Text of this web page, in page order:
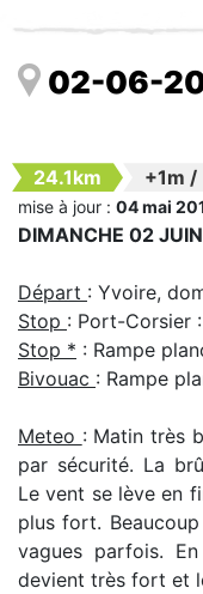
02-06-
24.1km +1m /
mise à jour : 04 mai
DIMANCHE 02
Départ : Yvoire,
Stop : Port-Corsier :
Stop * : Rampe
Bivouac : Rampe
Meteo : Matin très
par sécurité. La
Le vent se lève en
plus fort.
vagues parfois.
devient très fort et